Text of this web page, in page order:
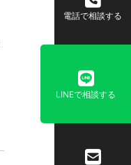
電話で相談する
LINEで相談する